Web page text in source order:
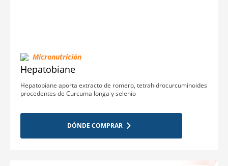
Micronutrición
Hepatobiane
Hepatobiane aporta extracto de romero, tetrahidrocurcuminoides
procedentes de Curcuma longa y selenio
DÓNDE COMPRAR